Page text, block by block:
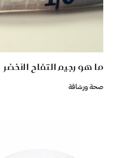
ما هو رجيم التفاح الأخضر
صحة ورشاقة